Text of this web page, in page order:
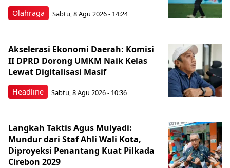
Olahraga Sabtu, 8 Agu 2026 - 14:24
Headline
Akselerasi Ekonomi Daerah: Komisi
II DPRD Dorong UMKM Naik Kelas
Lewat Digitalisasi Masif
Sabtu, 8 Agu 2026 - 10:36
Langkah Taktis Agus Mulyadi:
Mundur dari Staf Ahli Wali Kota,
Diproyeksi Penantang Kuat Pilkada
Cirebon 2029